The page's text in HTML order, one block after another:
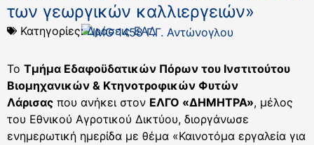
των γεωργικών καλλιεργειών»
Κατηγορίες:Δράσεις ΕΑΔ
Το Τμήμα Εδαφοϋδατικών Πόρων του Ινστιτούτου
Βιομηχανικών & Κτηνοτροφικών Φυτών
Λάρισας που ανήκει στον ΕΛΓΟ «ΔΗΜΗΤΡΑ», μέλος
του Εθνικού Αγροτικού Δικτύου, διοργάνωσε
ενημερωτική ημερίδα με θέμα «Καινοτόμα εργαλεία για